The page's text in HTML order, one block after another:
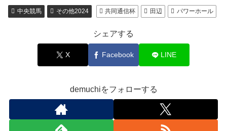
中央競馬 その他2024 共同通信杯 田辺 パワーホール
シェアする
X Facebook LINE
demuchiをフォローする